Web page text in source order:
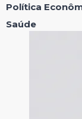
Política
Saúde